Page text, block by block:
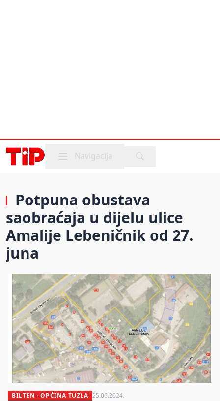
Mobile menu
Navigacija
Potpuna obustava
saobraćaja u dijelu ulice
Amalije Lebeničnik od 27.
juna
BILTEN · OPĆINA TUZLA 25.06.2024.